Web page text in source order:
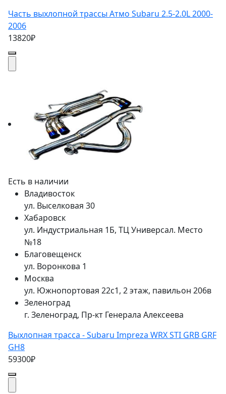
Часть выхлопной трассы Атмо Subaru 2.5-2.0L 2000-
2006
13820₽
Есть в наличии
Владивосток
ул. Выселковая 30
Хабаровск
ул. Индустриальная 1Б, ТЦ Универсал. Место
№18
Благовещенск
ул. Воронкова 1
Москва
ул. Южнопортовая 22с1, 2 этаж, павильон 206в
Зеленоград
г. Зеленоград, Пр-кт Генерала Алексеева
Выхлопная трасса - Subaru Impreza WRX STI GRB GRF
GH8
59300₽